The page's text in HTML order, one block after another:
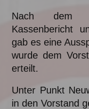
Nach dem
Kassenbericht
gab es eine
wurde dem
erteilt.
Unter Punkt
in den Vorstand